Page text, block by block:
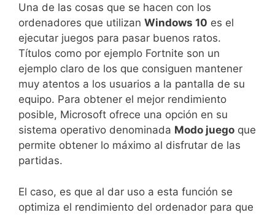
Una de las cosas que se hacen con los
ordenadores que utilizan Windows 10 es el
ejecutar juegos para pasar buenos ratos.
Títulos como por ejemplo Fortnite son un
ejemplo claro de los que consiguen mantener
muy atentos a los usuarios a la pantalla de su
equipo. Para obtener el mejor rendimiento
posible, Microsoft ofrece una opción en su
sistema operativo denominada Modo juego que
permite obtener lo máximo al disfrutar de las
partidas.
El caso, es que al dar uso a esta función se
optimiza el rendimiento del ordenador para que